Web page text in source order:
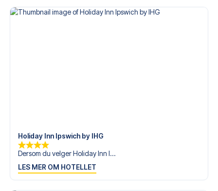
med personlig service både før og under reisen. Vi er
tilgjengelige på+47 73 02 20 22ellerherdersom du
Holiday Inn Ipswich by IHG
Dersom du velger Holiday Inn I...
LES MER OM HOTELLET